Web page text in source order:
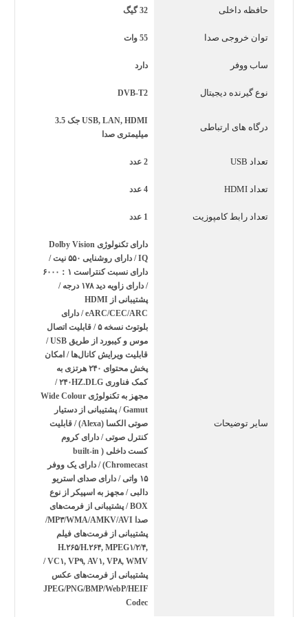
صوتی و تصویری، تجربه‌ای کامل از سرگرمی را برای شما به
ارمغان می‌آورد.
برند تی‌سی‌ال
محصولات با کیفیت و پیشرفته، توانسته اعتماد مشتریان را جلب
بروزرسانی 144 هرتز و پشتیبانی از فناوری‌های مختلف صوتی و
تجربه‌ای بی‌نظیر از تماشای فیلم و بازی هستند.
حافظه داخلی 32 گیگ
توان خروجی صدا 55 وات
ساب ووفر دارد
نوع گیرنده دیجیتال DVB-T2
درگاه های ارتباطی
USB, LAN, HDMI جک 3.5
میلیمتری صدا
تعداد USB 2 عدد
تعداد HDMI 4 عدد
تعداد رابط کامپوزیت 1 عدد
سایر توضیحات
دارای تکنولوژی Dolby Vision
IQ / دارای روشنایی ۵۵۰ نیت /
دارای نسبت کنتراست ۶۰۰۰：۱
/ دارای زاویه دید ۱۷۸ درجه /
پشتیبانی از HDMI
eARC/CEC/ARC / دارای
بلوتوث نسخه ۵ / قابلیت اتصال
موس و کیبورد از طریق USB /
قابلیت ویرایش کانال‌ها / امکان
پخش محتوای ۲۴۰ هرتزی به
کمک فناوری ۲۴۰HZ.DLG /
مجهز به تکنولوژی Wide Colour
Gamut / پشتیبانی از دستیار
صوتی الکسا (Alexa) / قابلیت
کنترل صوتی / دارای کروم
کست داخلی ( built-in
Chromecast) / دارای یک ووفر
۱۵ واتی / دارای صدای استریو
دالبی / مجهز به اسپیکر از نوع
BOX / پشتیبانی از فرمت‌های
صدا MP۳/WMA/AMKV/AVI/
پشتیبانی از فرمت‌های فیلم
H.۲۶۵/H.۲۶۴, MPEG۱/۲/۴,
VC۱, VP۹, AV۱, VP۸, WMV /
پشتیبانی از فرمت‌های عکس
JPEG/PNG/BMP/WebP/HEIF
Codec